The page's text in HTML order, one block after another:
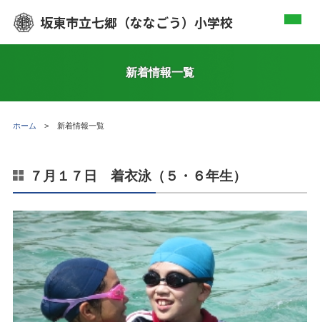
坂東市立七郷（ななごう）小学校
新着情報一覧
ホーム 新着情報一覧
７月１７日 着衣泳（５・６年生）